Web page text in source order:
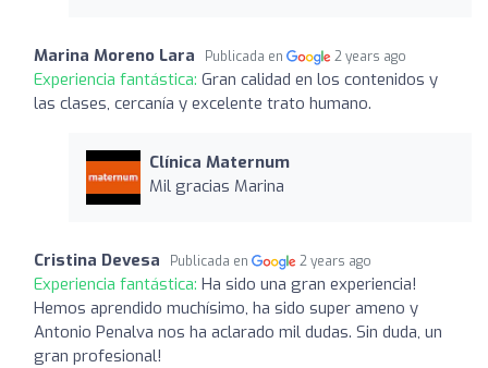
Marina Moreno Lara Publicada en 2 years ago
Experiencia fantástica: Gran calidad en los contenidos y
las clases, cercanía y excelente trato humano.
Clínica Maternum
Mil gracias Marina
Cristina Devesa Publicada en 2 years ago
Experiencia fantástica: Ha sido una gran experiencia!
Hemos aprendido muchísimo, ha sido super ameno y
Antonio Penalva nos ha aclarado mil dudas. Sin duda, un
gran profesional!